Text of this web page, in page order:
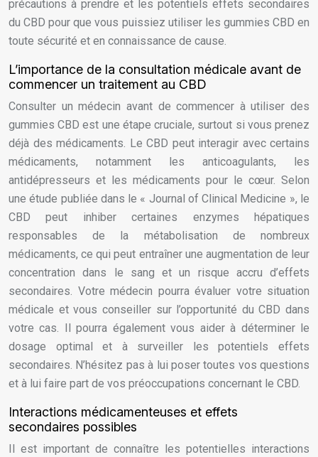
précautions à prendre et les potentiels effets secondaires
du CBD pour que vous puissiez utiliser les gummies CBD en
toute sécurité et en connaissance de cause.
L’importance de la consultation médicale avant de
commencer un traitement au CBD
Consulter un médecin avant de commencer à utiliser des
gummies CBD est une étape cruciale, surtout si vous prenez
déjà des médicaments. Le CBD peut interagir avec certains
médicaments, notamment les anticoagulants, les
antidépresseurs et les médicaments pour le cœur. Selon
une étude publiée dans le « Journal of Clinical Medicine », le
CBD peut inhiber certaines enzymes hépatiques
responsables de la métabolisation de nombreux
médicaments, ce qui peut entraîner une augmentation de leur
concentration dans le sang et un risque accru d’effets
secondaires. Votre médecin pourra évaluer votre situation
médicale et vous conseiller sur l’opportunité du CBD dans
votre cas. Il pourra également vous aider à déterminer le
dosage optimal et à surveiller les potentiels effets
secondaires. N’hésitez pas à lui poser toutes vos questions
et à lui faire part de vos préoccupations concernant le CBD.
Interactions médicamenteuses et effets
secondaires possibles
Il est important de connaître les potentielles interactions